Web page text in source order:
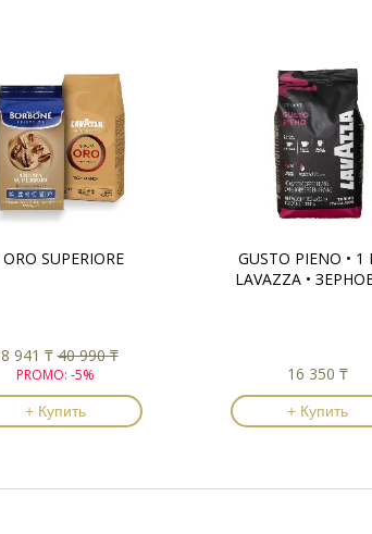
ORO SUPERIORE
941 ₸40 990 ₸
PROMO: -5%
+ Купить
GUSTO PIENO • 1
LAVAZZA •
16 350 ₸
+ Купить